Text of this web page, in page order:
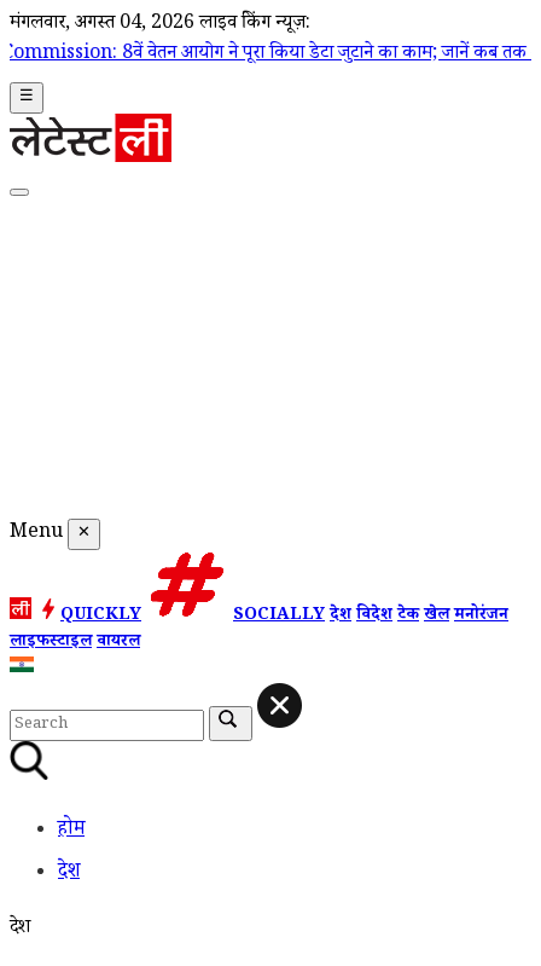
मंगलवार, अगस्त 04, 2026 लाइव ब्रेकिंग न्यूज़:
वेतन आयोग ने पूरा किया डेटा जुटाने का काम; जानें कब तक आ सकती हैं वेतन
☰
Menu ✕
QUICKLY SOCIALLYदेशविदेशटेकखेलमनोरंजन
लाइफस्टाइलवायरल
होम
देश
देश